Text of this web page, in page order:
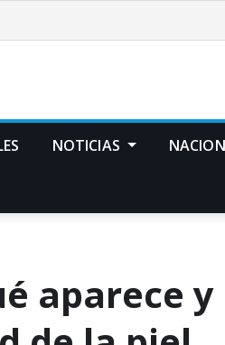
NOTICIAS
aparece y